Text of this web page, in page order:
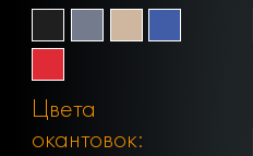
Цвета
окантовок: